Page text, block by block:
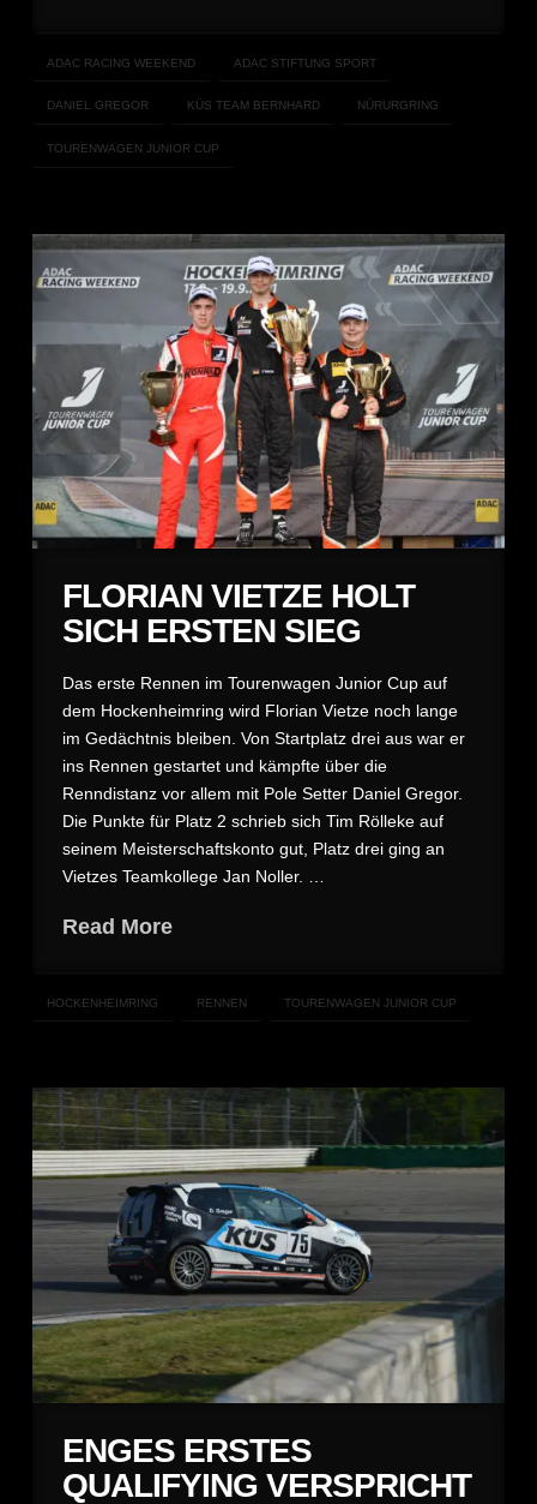
ADAC RACING WEEKEND ADAC STIFTUNG SPORT
DANIEL GREGOR KÜS TEAM BERNHARD NÜRURGRING
TOURENWAGEN JUNIOR CUP
FLORIAN VIETZE HOLT
SICH ERSTEN SIEG
Das erste Rennen im Tourenwagen Junior Cup auf
dem Hockenheimring wird Florian Vietze noch lange
im Gedächtnis bleiben. Von Startplatz drei aus war er
ins Rennen gestartet und kämpfte über die
Renndistanz vor allem mit Pole Setter Daniel Gregor.
Die Punkte für Platz 2 schrieb sich Tim Rölleke auf
seinem Meisterschaftskonto gut, Platz drei ging an
Vietzes Teamkollege Jan Noller. …
Read More
HOCKENHEIMRING RENNEN TOURENWAGEN JUNIOR CUP
ENGES ERSTES
QUALIFYING VERSPRICHT